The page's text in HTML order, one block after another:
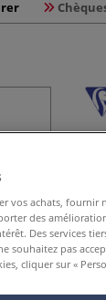
Le
au
vos achats, fournir
des
Des services
souhaitez pas
cliquer sur «